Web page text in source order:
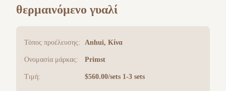
θερμαινόμενο γυαλί
Τόπος προέλευσης: Anhui, Κίνα
Ονομασία μάρκας: Primst
Τιμή: $560.00/sets 1-3 sets